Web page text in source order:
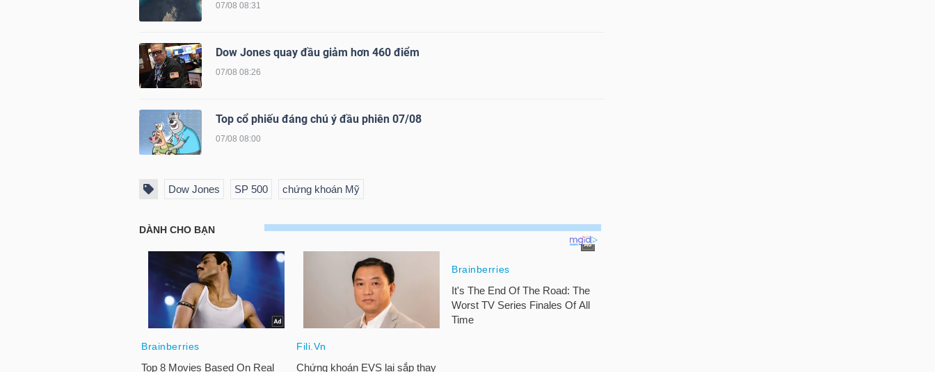
07/08 08:31
Dow Jones quay đầu giảm hơn 460 điểm
07/08 08:26
Top cổ phiếu đáng chú ý đầu phiên 07/08
07/08 08:00
Dow Jones SP 500 chứng khoán Mỹ